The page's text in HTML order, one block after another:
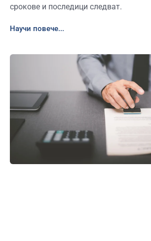
срокове и последици следват.
Научи повече...